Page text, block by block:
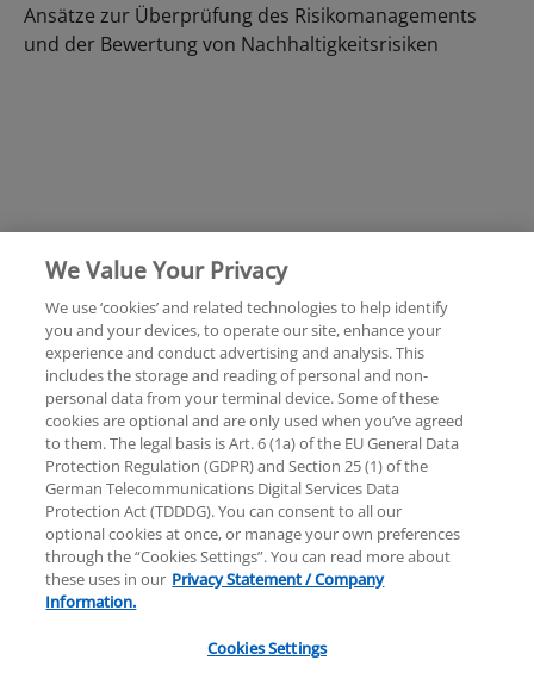
Ansätze zur Überprüfung des Risikomanagements
und der Bewertung von Nachhaltigkeitsrisiken
Rechtliche Hinweise Datenschutzerklärung
Sitemap Hilfe Unternehmensangaben
© 2025 KPMG AG Wirtschaftsprüfungsgesellschaft,
eine Aktiengesellschaft nach deutschem Recht und
ein Mitglied der globalen KPMG-Organisation
unabhängiger Mitgliedsfirmen, die KPMG
We Value Your Privacy
We use ‘cookies’ and related technologies to help identify
you and your devices, to operate our site, enhance your
experience and conduct advertising and analysis. This
includes the storage and reading of personal and non-
personal data from your terminal device. Some of these
cookies are optional and are only used when you’ve agreed
to them. The legal basis is Art. 6 (1a) of the EU General Data
Protection Regulation (GDPR) and Section 25 (1) of the
German Telecommunications Digital Services Data
Protection Act (TDDDG). You can consent to all our
optional cookies at once, or manage your own preferences
through the “Cookies Settings”. You can read more about
these uses in our Privacy Statement / Company
Information.
Cookies Settings